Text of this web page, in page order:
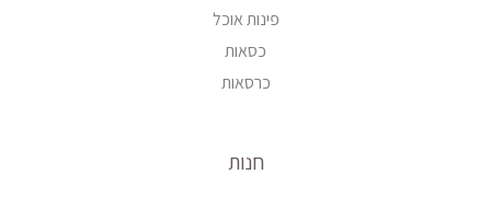
פינות אוכל
כסאות
כרסאות
חנות